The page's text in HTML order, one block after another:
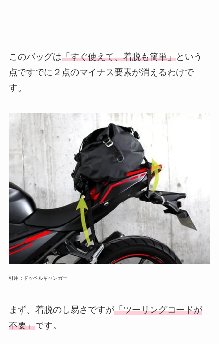
このバッグは「すぐ使えて、着脱も簡単」という
点ですでに２点のマイナス要素が消えるわけで
す。
引用：ドッペルギャンガー
まず、着脱のし易さですが「ツーリングコードが
不要」です。